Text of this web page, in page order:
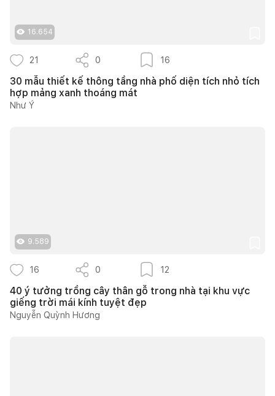
16.654
21 0 16
30 mẫu thiết kế thông tầng nhà phố diện tích nhỏ tích
hợp mảng xanh thoáng mát
Như Ý
9.589
16 0 12
40 ý tưởng trồng cây thân gỗ trong nhà tại khu vực
giếng trời mái kính tuyệt đẹp
Nguyễn Quỳnh Hương